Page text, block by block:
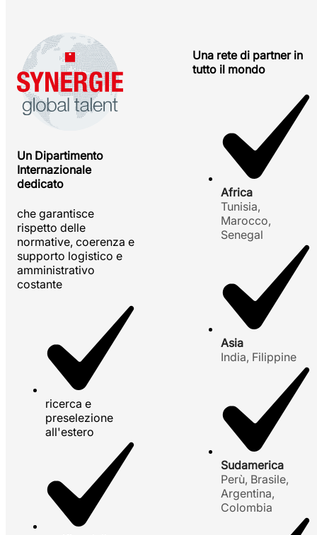
Un Dipartimento
Internazionale
dedicato
che garantisce
rispetto delle
normative, coerenza e
supporto logistico e
amministrativo
costante
ricerca e
preselezione
all'estero
Una rete di partner in
tutto il mondo
Africa
Tunisia,
Marocco,
Senegal
Asia
India, Filippine
Sudamerica
Perù, Brasile,
Argentina,
Colombia